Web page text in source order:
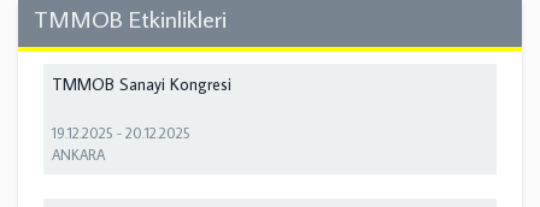
TMMOB Etkinlikleri
TMMOB Sanayi Kongresi
19.12.2025 -20.12.2025
ANKARA